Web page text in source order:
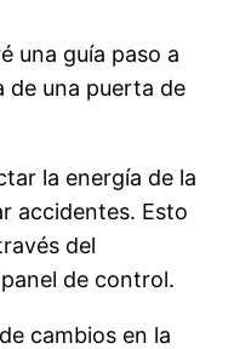
una guía paso a
de una puerta de
la energía de la
accidentes. Esto
del
de control.
cambios en la